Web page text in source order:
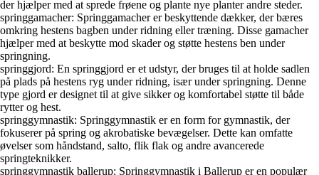
der hjælper med at sprede frøene og plante nye planter andre steder.
springgamacher: Springgamacher er beskyttende dækker, der bæres
omkring hestens bagben under ridning eller træning. Disse gamacher
hjælper med at beskytte mod skader og støtte hestens ben under
springning.
springgjord: En springgjord er et udstyr, der bruges til at holde sadlen
på plads på hestens ryg under ridning, især under springning. Denne
type gjord er designet til at give sikker og komfortabel støtte til både
rytter og hest.
springgymnastik: Springgymnastik er en form for gymnastik, der
fokuserer på spring og akrobatiske bevægelser. Dette kan omfatte
øvelser som håndstand, salto, flik flak og andre avancerede
springteknikker.
springgymnastik ballerup: Springgymnastik i Ballerup er en populær